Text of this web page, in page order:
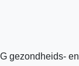
gezondheids- en